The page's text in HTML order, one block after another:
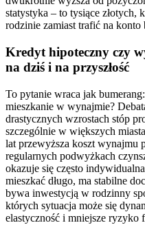
statystyka – to tysiące złotych,
rodzinie zamiast trafić na konto
Kredyt hipoteczny czy
na dziś i na przyszłość
To pytanie wraca jak
mieszkanie w wynajmie?
drastycznych wzrostach stóp
szczególnie w większych
lat przewyższa koszt wynajmu
regularnych podwyżkach
okazuje się często
mieszkać długo, ma stabilne
bywa inwestycją w rodzinny
których sytuacja może się
elastyczność i mniejsze ryzyko